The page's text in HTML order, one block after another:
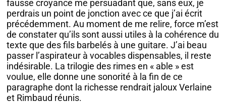
fausse croyance me persuadant que, sans eux, je
perdrais un point de jonction avec ce que j’ai écrit
précédemment. Au moment de me relire, force m’est
de constater qu’ils sont aussi utiles à la cohérence du
texte que des fils barbelés à une guitare. J’ai beau
passer l’aspirateur à vocables dispensables, il reste
indésirable. La trilogie des rimes en « able » est
voulue, elle donne une sonorité à la fin de ce
paragraphe dont la richesse rendrait jaloux Verlaine
et Rimbaud réunis.